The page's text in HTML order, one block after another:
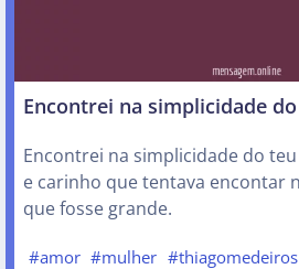
Encontrei na simplicidade
Encontrei na simplicidade do
e carinho que tentava encontar
que fosse grande.
#amor #mulher #thiagomedeiros